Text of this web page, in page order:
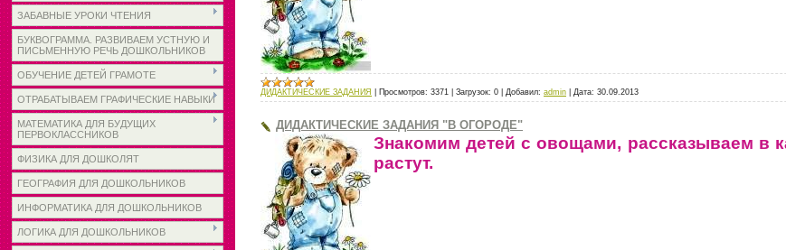
ЗАБАВНЫЕ УРОКИ ЧТЕНИЯ
БУКВОГРАММА. РАЗВИВАЕМ УСТНУЮ И
ПИСЬМЕННУЮ РЕЧЬ ДОШКОЛЬНИКОВ
ОБУЧЕНИЕ ДЕТЕЙ ГРАМОТЕ
ОТРАБАТЫВАЕМ ГРАФИЧЕСКИЕ НАВЫКИ
МАТЕМАТИКА ДЛЯ БУДУЩИХ
ПЕРВОКЛАССНИКОВ
ФИЗИКА ДЛЯ ДОШКОЛЯТ
ГЕОГРАФИЯ ДЛЯ ДОШКОЛЬНИКОВ
ИНФОРМАТИКА ДЛЯ ДОШКОЛЬНИКОВ
ЛОГИКА ДЛЯ ДОШКОЛЬНИКОВ
ДИДАКТИЧЕСКИЕ ЗАДАНИЯ Просмотров: 3371 Загрузок: 0 Добавил: admin Дата: 30.09.2013
ДИДАКТИЧЕСКИЕ ЗАДАНИЯ "В ОГОРОДЕ"
Знакомим детей с овощами, рассказываем в
растут.